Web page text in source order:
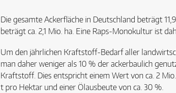
Die gesamte Ackerfläche in Deutschland beträgt
beträgt ca. 2,1 Mio. ha. Eine Raps-Monokultur ist
Um den jährlichen Kraftstoff-Bedarf aller
man daher weniger als 10 % der ackerbaulich
Kraftstoff. Dies entspricht einem Wert von ca. 2
t pro Hektar und einer Ölausbeute von ca. 30 %.